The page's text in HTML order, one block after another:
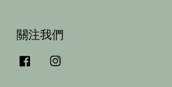
關注我們
Facebook